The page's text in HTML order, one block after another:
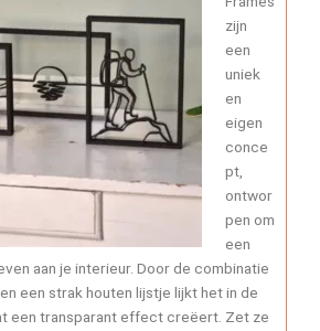
zijn
een
uniek
en
eigen
conce
pt,
ontwor
pen om
een
aan je interieur. Door de combinatie
een strak houten lijstje lijkt het in de
een transparant effect creëert. Zet ze